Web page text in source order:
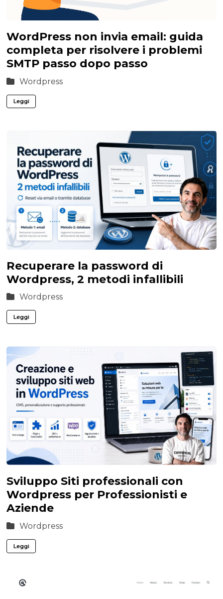
WordPress non invia email: guida
completa per risolvere i problemi
SMTP passo dopo passo
Wordpress
Leggi
Recuperare la password di
Wordpress, 2 metodi infallibili
Wordpress
Leggi
Sviluppo Siti professionali con
Wordpress per Professionisti e
Aziende
Wordpress
Leggi